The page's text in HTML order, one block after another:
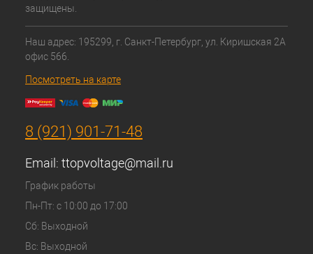
защищены.
Наш адрес: 195299, г. Санкт-Петербург, ул. Киришская 2А
офис 566.
Посмотреть на карте
8 (921) 901-71-48
Email: ttopvoltage@mail.ru
График работы
Пн-Пт: с 10:00 до 17:00
Сб: Выходной
Вс: Выходной